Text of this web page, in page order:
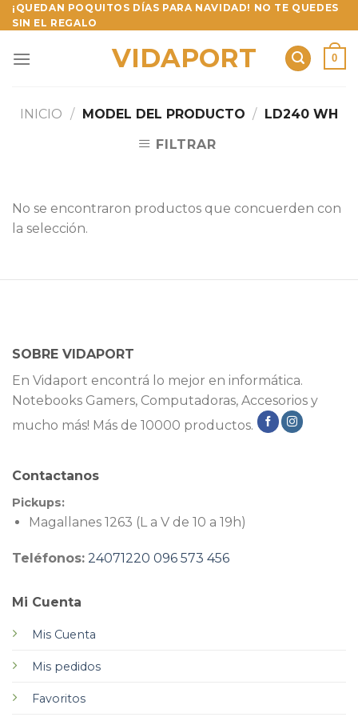
Skip
to
¡QUEDAN POQUITOS DÍAS PARA NAVIDAD! NO TE QUEDES
SIN EL REGALO
VIDAPORT 0
INICIO / MODEL DEL PRODUCTO / LD240 WH
FILTRAR
No se encontraron productos que concuerden con
la selección.
SOBRE VIDAPORT
En Vidaport encontrá lo mejor en informática.
Notebooks Gamers, Computadoras, Accesorios y
mucho más! Más de 10000 productos.
Mi Cuenta
Mis Cuenta
Mis pedidos
Favoritos
Contactanos
Pickups:
Magallanes 1263 (L a V de 10 a 19h)
Teléfonos: 24071220 096 573 456